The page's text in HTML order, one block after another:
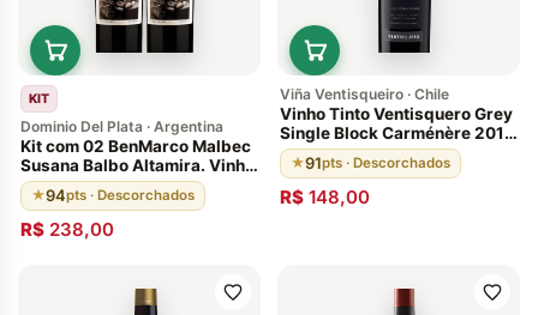
KIT
Dominio Del Plata · Argentina
Kit com 02 BenMarco Malbec
Susana Balbo Altamira. Vinho
Argentino 94 pontos
Descorchados 2015
★94pts · Descorchados
R$ 238,00
Viña Ventisqueiro · Chile
Vinho Tinto Ventisquero Grey
Single Block Carménère 2014
Valle Del Maipo Chile 91
Pontos
★91pts · Descorchados
R$ 148,00